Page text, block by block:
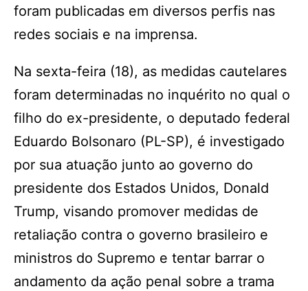
foram publicadas em diversos perfis nas
redes sociais e na imprensa.
Na sexta-feira (18), as medidas cautelares
foram determinadas no inquérito no qual o
filho do ex-presidente, o deputado federal
Eduardo Bolsonaro (PL-SP), é investigado
por sua atuação junto ao governo do
presidente dos Estados Unidos, Donald
Trump, visando promover medidas de
retaliação contra o governo brasileiro e
ministros do Supremo e tentar barrar o
andamento da ação penal sobre a trama